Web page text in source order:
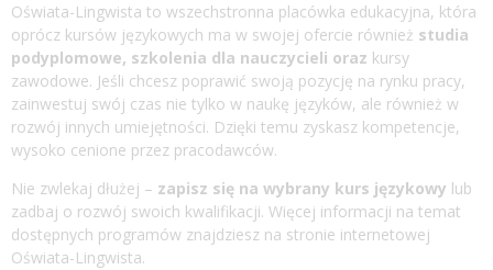
Oświata-Lingwista to wszechstronna placówka edukacyjna, która
oprócz kursów językowych ma w swojej ofercie również studia
podyplomowe, szkolenia dla nauczycieli oraz kursy
zawodowe. Jeśli chcesz poprawić swoją pozycję na rynku pracy,
zainwestuj swój czas nie tylko w naukę języków, ale również w
rozwój innych umiejętności. Dzięki temu zyskasz kompetencje,
wysoko cenione przez pracodawców.
Nie zwlekaj dłużej – zapisz się na wybrany kurs językowy lub
zadbaj o rozwój swoich kwalifikacji. Więcej informacji na temat
dostępnych programów znajdziesz na stronie internetowej
Oświata-Lingwista.